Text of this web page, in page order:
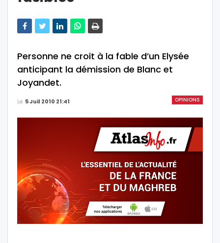
Personne ne croit à la fable d’un Elysée
anticipant la démission de Blanc et
Joyandet.
OPINIONS
Le 5 Juil 2010 21:41